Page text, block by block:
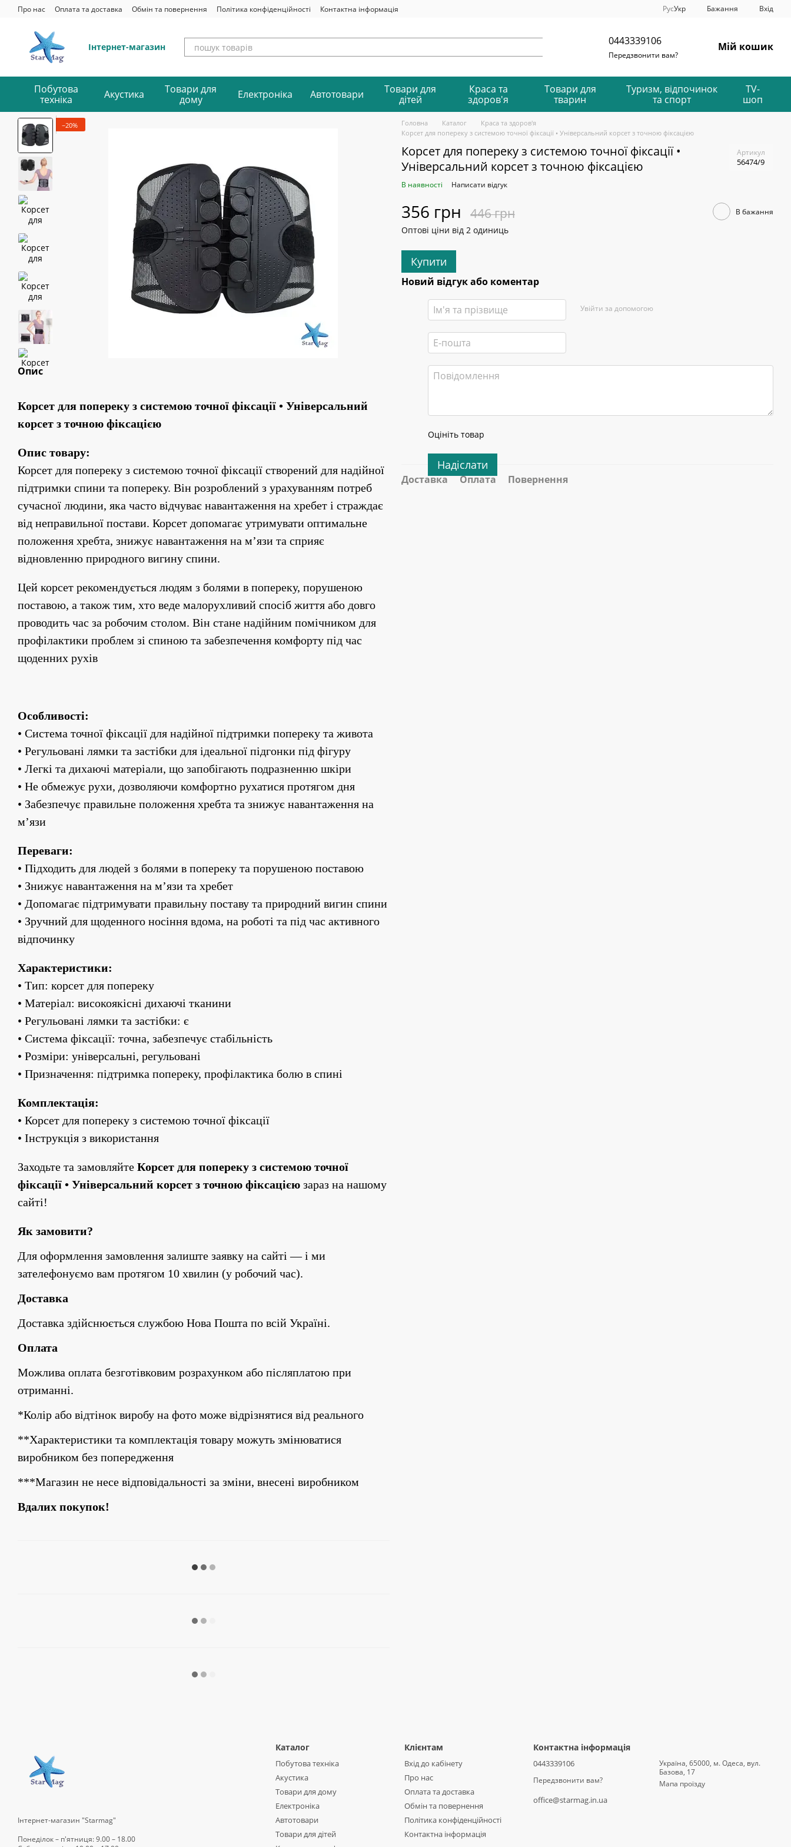
Перейти до основного контенту
Про нас Оплата та доставка Обмін та повернення Політика конфіденційності Контактна інформація РусУкр Бажання Вхід
Інтернет-магазин 0443339106
Передзвонити вам?
Мій кошик
Побутова
техніка
Акустика
Товари для
дому
Електроніка Автотовари
Товари для
дітей
Краса та
здоров'я
Товари для
тварин
Туризм, відпочинок
та спорт
TV-
шоп
−20%
Опис
Корсет для попереку з системою точної фіксації • Універсальний
корсет з точною фіксацією
Опис товару:
Корсет для попереку з системою точної фіксації створений для надійної
підтримки спини та попереку. Він розроблений з урахуванням потреб
сучасної людини, яка часто відчуває навантаження на хребет і страждає
від неправильної постави. Корсет допомагає утримувати оптимальне
положення хребта, знижує навантаження на м’язи та сприяє
відновленню природного вигину спини.
Цей корсет рекомендується людям з болями в попереку, порушеною
поставою, а також тим, хто веде малорухливий спосіб життя або довго
проводить час за робочим столом. Він стане надійним помічником для
профілактики проблем зі спиною та забезпечення комфорту під час
щоденних рухів
Особливості:
• Система точної фіксації для надійної підтримки попереку та живота
• Регульовані лямки та застібки для ідеальної підгонки під фігуру
• Легкі та дихаючі матеріали, що запобігають подразненню шкіри
• Не обмежує рухи, дозволяючи комфортно рухатися протягом дня
• Забезпечує правильне положення хребта та знижує навантаження на
м’язи
Переваги:
• Підходить для людей з болями в попереку та порушеною поставою
• Знижує навантаження на м’язи та хребет
• Допомагає підтримувати правильну поставу та природний вигин спини
• Зручний для щоденного носіння вдома, на роботі та під час активного
відпочинку
Характеристики:
• Тип: корсет для попереку
• Матеріал: високоякісні дихаючі тканини
• Регульовані лямки та застібки: є
• Система фіксації: точна, забезпечує стабільність
• Розміри: універсальні, регульовані
• Призначення: підтримка попереку, профілактика болю в спині
Комплектація:
• Корсет для попереку з системою точної фіксації
• Інструкція з використання
Заходьте та замовляйте Корсет для попереку з системою точної
фіксації • Універсальний корсет з точною фіксацією зараз на нашому
сайті!
Як замовити?
Для оформлення замовлення залиште заявку на сайті — і ми
зателефонуємо вам протягом 10 хвилин (у робочий час).
Доставка
Доставка здійснюється службою Нова Пошта по всій Україні.
Оплата
Можлива оплата безготівковим розрахунком або післяплатою при
отриманні.
*Колір або відтінок виробу на фото може відрізнятися від реального
**Характеристики та комплектація товару можуть змінюватися
виробником без попередження
***Магазин не несе відповідальності за зміни, внесені виробником
Вдалих покупок!
Головна Каталог
Краса та здоров'я
Корсет для попереку з системою точної фіксації • Універсальний корсет з точною фіксацією
Корсет для попереку з системою точної фіксації •
Універсальний корсет з точною фіксацією
Артикул
56474/9
В наявності Написати відгук
356 грн 446 грн В бажання
Оптові ціни від 2 одиниць
Купити
Новий відгук або коментар
Увійти за допомогою
Оцініть товар
Надіслати
Доставка Оплата Повернення
Інтернет-магазин "Starmag"
Понеділок – п'ятниця: 9.00 – 18.00
Каталог
Побутова техніка
Акустика
Товари для дому
Електроніка
Автотовари
Товари для дітей
Клієнтам
Вхід до кабінету
Про нас
Оплата та доставка
Обмін та повернення
Політика конфіденційності
Контактна інформація
Контактна інформація
0443339106
Передзвонити вам?
office@starmag.in.ua
Україна, 65000, м. Одеса, вул.
Базова, 17
Мапа проїзду